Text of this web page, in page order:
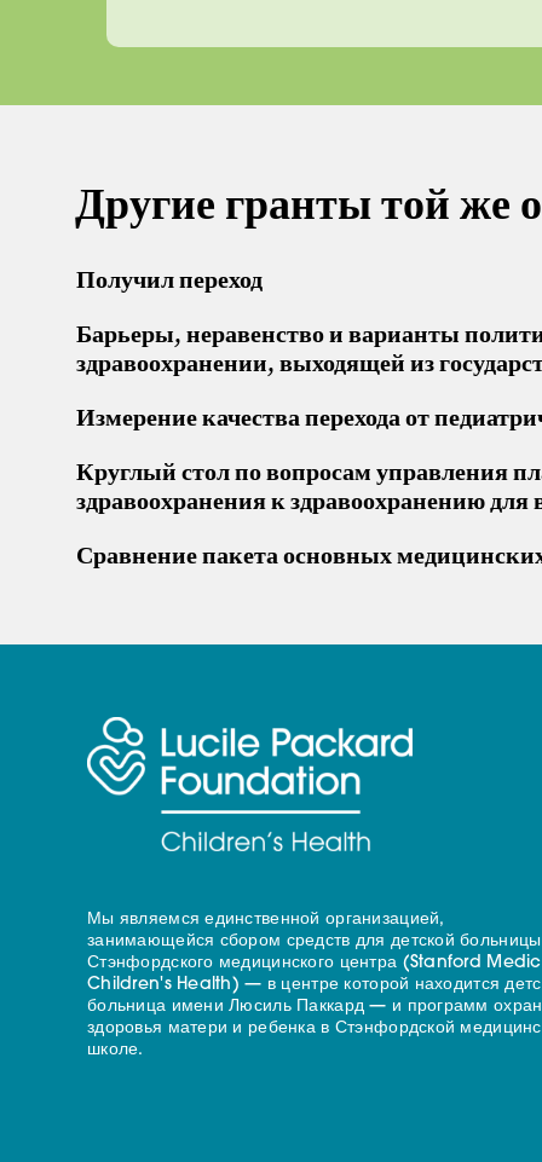
Другие гранты той же
Получил переход
Барьеры, неравенство и варианты
здравоохранении, выходящей из
Измерение качества перехода от
Круглый стол по вопросам управления
здравоохранения к здравоохранению для
Сравнение пакета основных
Мы являемся единственной организацией,
занимающейся сбором средств для детской больницы
Стэнфордского медицинского центра (Stanford
Children's Health) — в центре которой находится
больница имени Люсиль Паккард — и программ
здоровья матери и ребенка в Стэнфордской
школе.